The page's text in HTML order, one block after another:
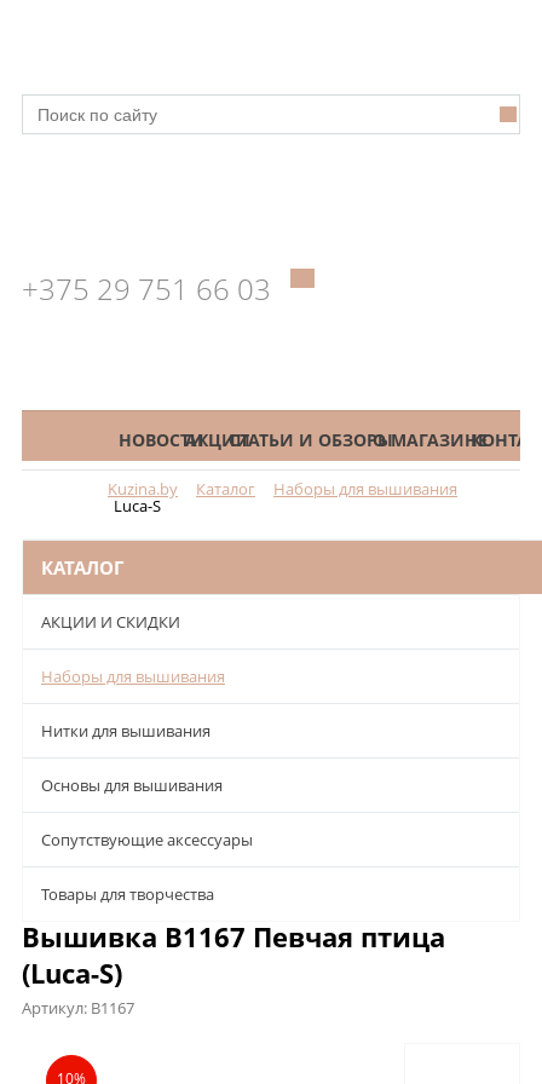
+375 29 751 66 03
КАТАЛОГНОВОСТИАКЦИИСТАТЬИ И ОБЗОРЫО МАГАЗИНЕ
Kuzina.by Каталог Наборы для вышивания
Luca-S
КАТАЛОГ
АКЦИИ И СКИДКИ
Наборы для вышивания
Нитки для вышивания
Основы для вышивания
Сопутствующие аксессуары
Товары для творчества
Вышивка B1167 Певчая птица
(Luca-S)
Артикул: B1167
Описание
10%